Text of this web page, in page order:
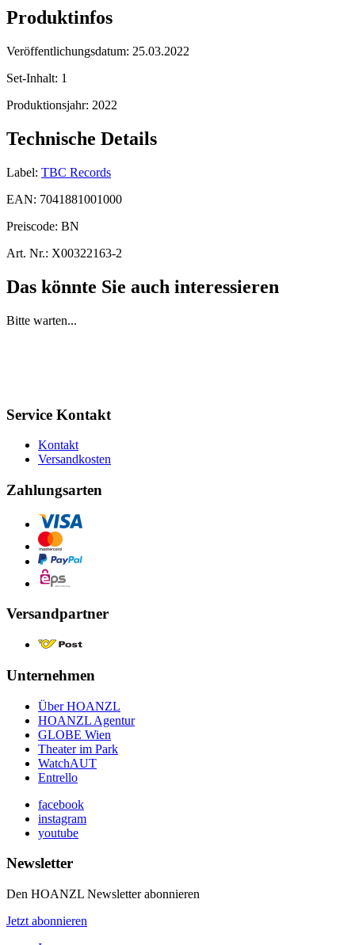
Produktinfos
Veröffentlichungsdatum: 25.03.2022
Set-Inhalt: 1
Produktionsjahr: 2022
Technische Details
Label: TBC Records
EAN: 7041881001000
Preiscode: BN
Art. Nr.: X00322163-2
Das könnte Sie auch interessieren
Bitte warten...
Service Kontakt
Kontakt
Versandkosten
Zahlungsarten
Versandpartner
Unternehmen
Über HOANZL
HOANZL Agentur
GLOBE Wien
Theater im Park
WatchAUT
Entrello
facebook
instagram
youtube
Newsletter
Den HOANZL Newsletter abonnieren
Jetzt abonnieren